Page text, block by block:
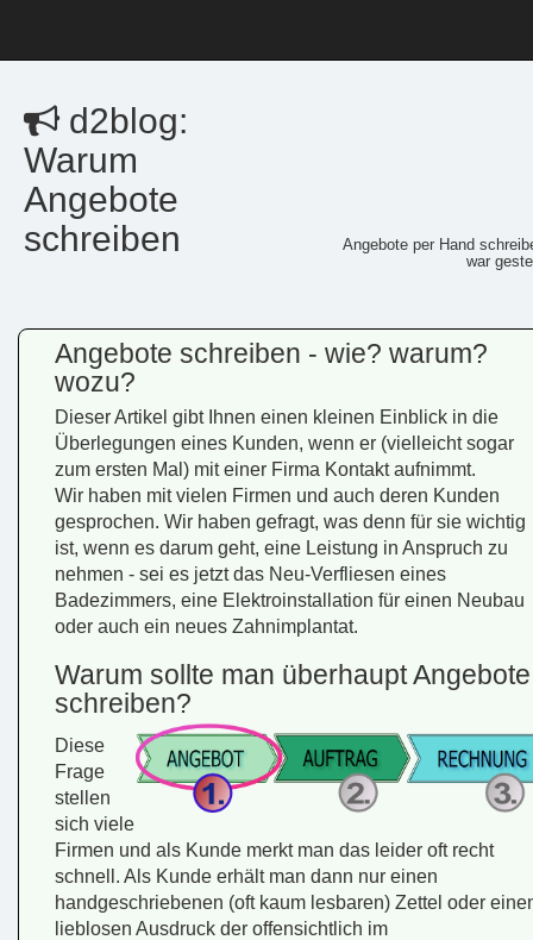
d2blog:
Warum
Angebote
schreiben
Angebote per Hand
war
Angebote schreiben - wie? warum?
wozu?
Dieser Artikel gibt Ihnen einen kleinen Einblick in die
Überlegungen eines Kunden, wenn er (vielleicht sogar
zum ersten Mal) mit einer Firma Kontakt aufnimmt.
Wir haben mit vielen Firmen und auch deren Kunden
gesprochen. Wir haben gefragt, was denn für sie wichtig
ist, wenn es darum geht, eine Leistung in Anspruch zu
nehmen - sei es jetzt das Neu-Verfliesen eines
Badezimmers, eine Elektroinstallation für einen Neubau
oder auch ein neues Zahnimplantat.
Warum sollte man überhaupt Angebote
schreiben?
Diese
Frage
stellen
sich viele
Firmen und als Kunde merkt man das leider oft recht
schnell. Als Kunde erhält man dann nur einen
handgeschriebenen (oft kaum lesbaren) Zettel oder
lieblosen Ausdruck der offensichtlich im